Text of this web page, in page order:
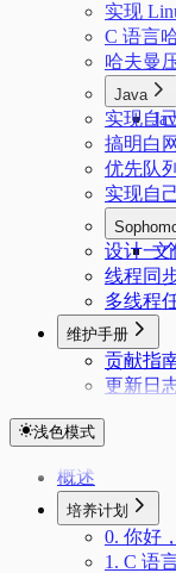
实现
C 语言
哈夫曼
Java
实现自
搞明白
优先队列
实现自
文
设计一
线程同
多线程
维护手册
贡献指
更新日
浅色模式
概述
培养计划
0. 你好
1. C 语